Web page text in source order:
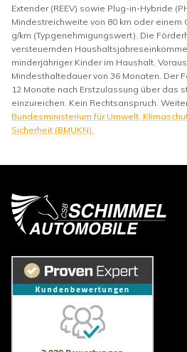
Extender (REEV) sowie Plug-in-Hybride
Mindestreichweite von 80 km oder einem
g/km (Typgenehmigungswert). Die
versteuernden
minderjähriger Kinder im Haushalt.
Mindesthaltedauer von 36 Monaten. Der
12 Monate nach Erstzulassung über das
einzureichen. Kein Rechtsanspruch.
Bundesministerium für Umwelt,
Sicherheit (BMUKN).